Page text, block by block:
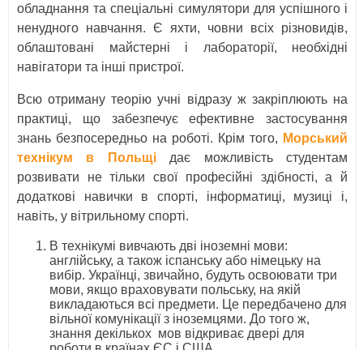
обладнання та спеціальні симулятори для успішного і
ненудного навчання. Є яхти, човни всіх різновидів,
облаштовані майстерні і лабораторії, необхідні
навігатори та інші пристрої.
Всю отриману теорію учні відразу ж закріплюють на
практиці, що забезпечує ефективне застосування
знань безпосередньо на роботі. Крім того, Морський
технікум в Польщідає можливість студентам
розвивати не тільки свої професійні здібності, а й
додаткові навички в спорті, інформатиці, музиці і,
навіть, у вітрильному спорті.
В технікумі вивчають дві іноземні мови:
англійську, а також іспанську або німецьку на
вибір. Українці, звичайно, будуть освоювати три
мови, якщо враховувати польську, на якій
викладаються всі предмети. Це передбачено для
вільної комунікації з іноземцями. До того ж,
знання декількох мов відкриває двері для